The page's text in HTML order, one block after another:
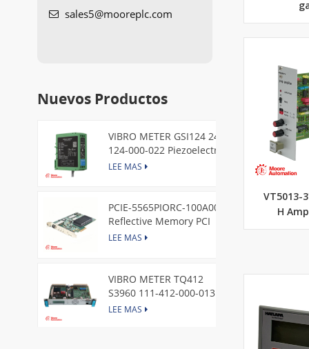
VT5013-
H
sales5@mooreplc.com
Nuevos Productos
VIBRO METER GSI124 244-
124-000-022 Piezoelectric
Pressure Transducer
LEE MAS
PCIE-5565PIORC-100A00
Reflective Memory PCI
Express Node Card /GE
LEE MAS
VIBRO METER TQ412
S3960 111-412-000-013
Reverse Mount
LEE MAS